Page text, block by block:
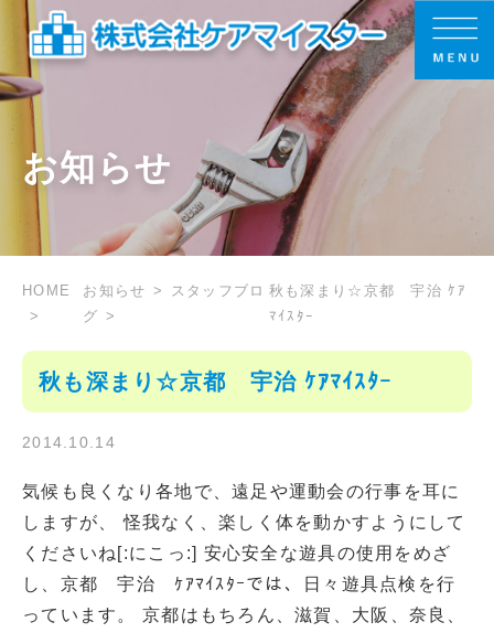
お知らせ
HOME お知らせ
スタッフブロ
グ
秋も深まり☆京都 宇治 ｹｱ
ﾏｲｽﾀｰ
秋も深まり☆京都 宇治 ｹｱﾏｲｽﾀｰ
2014.10.14
気候も良くなり各地で、遠足や運動会の行事を耳に
しますが、 怪我なく、楽しく体を動かすようにして
くださいね[:にこっ:] 安心安全な遊具の使用をめざ
し、京都 宇治 ｹｱﾏｲｽﾀｰでは、日々遊具点検を行
っています。 京都はもちろん、滋賀、大阪、奈良、